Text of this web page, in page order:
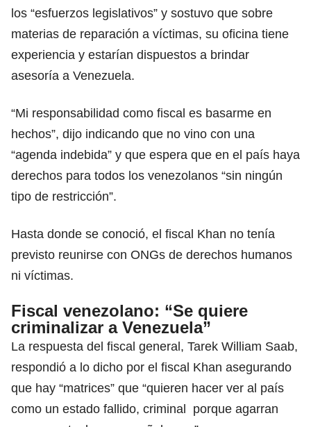
los “esfuerzos legislativos” y sostuvo que sobre
materias de reparación a víctimas, su oficina tiene
experiencia y estarían dispuestos a brindar
asesoría a Venezuela.
“Mi responsabilidad como fiscal es basarme en
hechos”, dijo indicando que no vino con una
“agenda indebida” y que espera que en el país haya
derechos para todos los venezolanos “sin ningún
tipo de restricción”.
Hasta donde se conoció, el fiscal Khan no tenía
previsto reunirse con ONGs de derechos humanos
ni víctimas.
Fiscal venezolano: “Se quiere
criminalizar a Venezuela”
La respuesta del fiscal general, Tarek William Saab,
respondió a lo dicho por el fiscal Khan asegurando
que hay “matrices” que “quieren hacer ver al país
como un estado fallido, criminal porque agarran